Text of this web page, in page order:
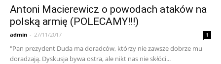
Antoni Macierewicz o powodach ataków na
polską armię (POLECAMY!!!)
admin - 27/11/2017 1
"Pan prezydent Duda ma doradców, którzy nie zawsze dobrze mu
doradzają. Dyskusja bywa ostra, ale nikt nas nie skłóci...